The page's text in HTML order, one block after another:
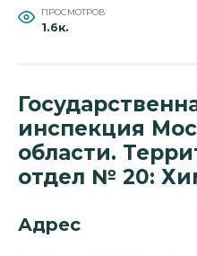
ПРОСМОТРОВ
1.6к.
инспекция
области.
отдел № 20:
Адрес